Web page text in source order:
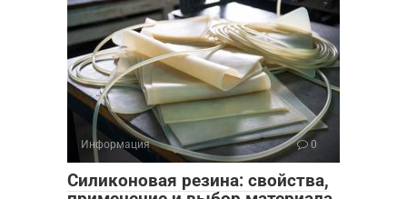
Информация 0
Силиконовая резина: свойства,